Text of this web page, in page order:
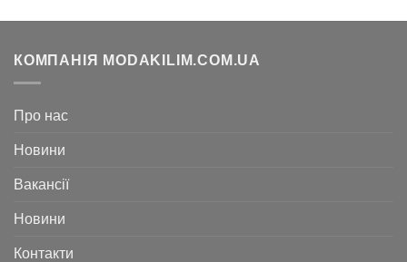
КОМПАНІЯ MODAKILIM.COM.UA
Про нас
Новини
Вакансії
Новини
Контакти